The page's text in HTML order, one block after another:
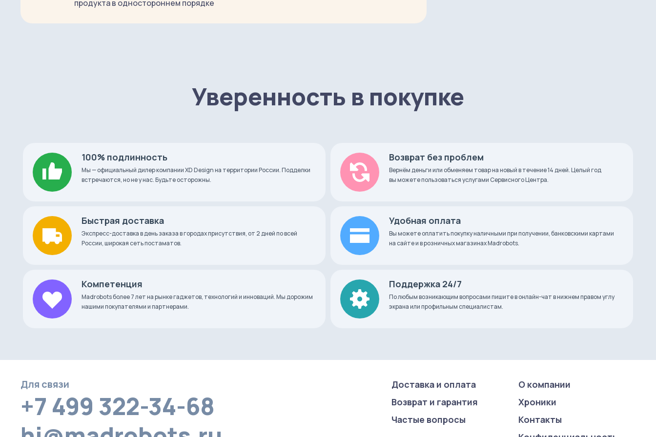
пластик, акрил
Беспроводной интерфейс WI-FI (2.4 Ггц b/g)
Время работы
Максимальное количество
цветов
16,7 миллионов
Приложение Nanoleaf Smarter Series
Страна-производитель
Что в коробке
продукта в одностороннем порядке
Уверенность в покупке
100% подлинность
Мы — официальный дилер компании XD Design на территории России. Подделки
встречаются, но не у нас. Будьте осторожны.
Возврат без проблем
Вернём деньги или обменяем товар на новый в течение 14 дней. Целый год
вы можете пользоваться услугами Сервисного Центра.
Быстрая доставка
Экспресс-доставка в день заказа в городах присутствия, от 2 дней по всей
России, широкая сеть постаматов.
Удобная оплата
Вы можете оплатить покупку наличными при получении, банковскими картами
на сайте и в розничных магазинах Madrobots.
Компетенция
Madrobots более 7 лет на рынке гаджетов, технологий и инноваций. Мы дорожим
нашими покупателями и партнерами.
Поддержка 24/7
По любым возникающим вопросами пишите в онлайн-чат в нижнем правом углу
экрана или профильным специалистам.
Для связи
+7 499 322-34-68
Доставка и оплата
Возврат и гарантия
Частые вопросы
О компании
Хроники
Контакты